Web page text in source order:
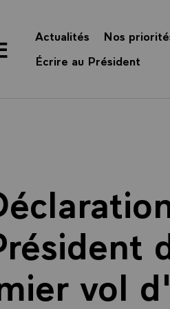
Actualités Nos
Écrire au Président
vol